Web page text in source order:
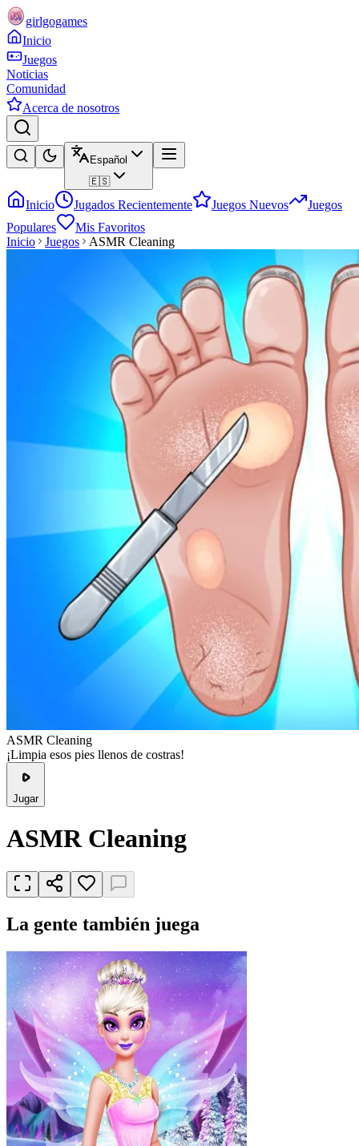
girlgogames
Inicio
Juegos
Noticias
Comunidad
Acerca de nosotros
Español
🇪🇸
Inicio Jugados Recientemente Juegos Nuevos
Juegos
Populares
Mis Favoritos
Inicio
Juegos ASMR Cleaning
ASMR Cleaning
¡Limpia esos pies llenos de costras!
Jugar
ASMR Cleaning
La gente también juega